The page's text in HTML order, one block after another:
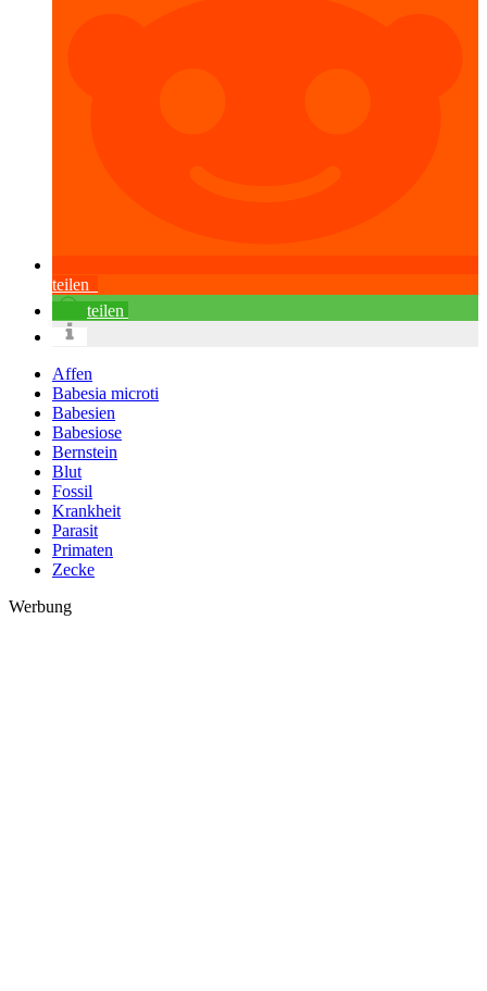
teilen
teilen
Affen
Babesia microti
Babesien
Babesiose
Bernstein
Blut
Fossil
Krankheit
Parasit
Primaten
Zecke
Werbung